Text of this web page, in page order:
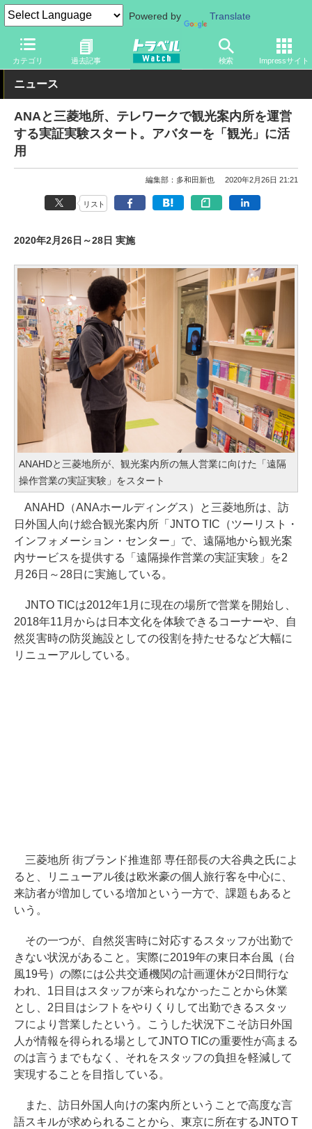
Powered by Translate
カテゴリ 過去記事 検索 Impressサイト
トラベル Watch 地域 国内旅行 東京
ニュース
ANAと三菱地所、テレワークで観光案内所を運営
する実証実験スタート。アバターを「観光」に活
用
編集部：多和田新也 2020年2月26日 21:21
リスト
2020年2月26日～28日 実施
ANAHDと三菱地所が、観光案内所の無人営業に向けた「遠隔
操作営業の実証実験」をスタート
ANAHD（ANAホールディングス）と三菱地所は、訪
日外国人向け総合観光案内所「JNTO TIC（ツーリスト・
インフォメーション・センター」で、遠隔地から観光案
内サービスを提供する「遠隔操作営業の実証実験」を2
月26日～28日に実施している。
JNTO TICは2012年1月に現在の場所で営業を開始し、
2018年11月からは日本文化を体験できるコーナーや、自
然災害時の防災施設としての役割を持たせるなど大幅に
リニューアルしている。
三菱地所 街ブランド推進部 専任部長の大谷典之氏によ
ると、リニューアル後は欧米豪の個人旅行客を中心に、
来訪者が増加している増加という一方で、課題もあると
いう。
その一つが、自然災害時に対応するスタッフが出勤で
きない状況があること。実際に2019年の東日本台風（台
風19号）の際には公共交通機関の計画運休が2日間行な
われ、1日目はスタッフが来られなかったことから休業
とし、2日目はシフトをやりくりして出勤できるスタッ
フにより営業したという。こうした状況下こそ訪日外国
人が情報を得られる場としてJNTO TICの重要性が高まる
のは言うまでもなく、それをスタッフの負担を軽減して
実現することを目指している。
また、訪日外国人向けの案内所ということで高度な言
語スキルが求められることから、東京に所在するJNTO T